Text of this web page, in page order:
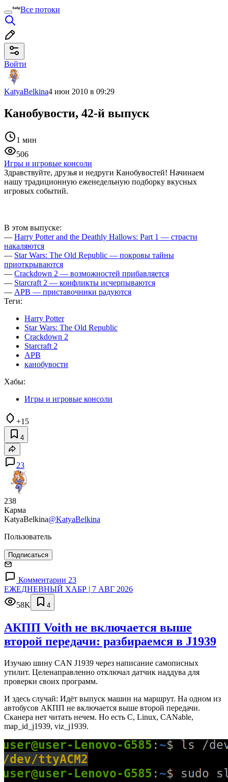
Все потоки
Войти
KatyaBelkina4 июн 2010 в 09:29
Канобувости, 42-й выпуск
1 мин
506
Игры и игровые консоли
Здравствуйте, друзья и недруги Канобувостей! Начинаем
нашу традиционную еженедельную подборку вкусных
игровых событий.
В этом выпуске:
— Harry Potter and the Deathly Hallows: Part 1 — страсти
накаляются
— Star Wars: The Old Republic — покровы тайны
приоткрываются
— Crackdown 2 — возможностей прибавляется
— Starcraft 2 — конфликты исчерпываются
— APB — приставочники радуются
Теги:
Harry Potter
Star Wars: The Old Republic
Crackdown 2
Starcraft 2
APB
канобувости
Хабы:
Игры и игровые консоли
+15
4
23
238
Карма
KatyaBelkina@KatyaBelkina
Пользователь
Подписаться
Комментарии 23
ЕЖЕДНЕВНЫЙ ХАБР | 7 АВГ 2026
58K
4
АКПП Voith не включается выше
второй передачи: разбираемся в J1939
Изучаю шину CAN J1939 через написание самописных
утилит. Целенаправленно отключал датчик наддува для
проверки своих программ.
И здесь случай: Идёт выпуск машин на маршрут. На одном из
автобусов АКПП не включается выше второй передачи.
Сканера нет читать нечем. Но есть C, Linux, CANable,
map_id_j1939, viz_j1939.